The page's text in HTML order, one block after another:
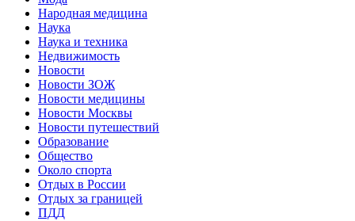
Народная медицина
Наука
Наука и техника
Недвижимость
Новости
Новости ЗОЖ
Новости медицины
Новости Москвы
Новости путешествий
Образование
Общество
Около спорта
Отдых в России
Отдых за границей
ПДД